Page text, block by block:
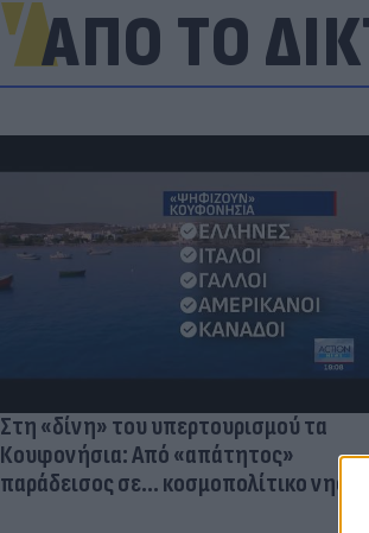
ΑΠΟ ΤΟ
Στη «δίνη» του υπερτουρισμού τα
Κουφονήσια: Από «απάτητος»
παράδεισος σε... κοσμοπολίτικο νησί